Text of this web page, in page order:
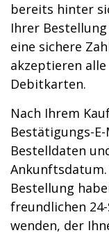
bereits hinter
Ihrer
eine sichere
akzeptieren
Debitkarten.
Nach Ihrem
Bestätigungs-
Bestelldaten
Ankunftsdatum.
Bestellung
freundlichen
wenden, der